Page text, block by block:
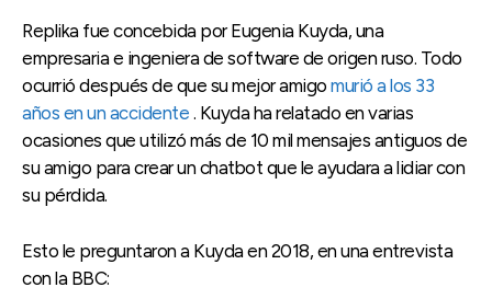
Replika fue concebida por Eugenia Kuyda, una
empresaria e ingeniera de software de origen ruso. Todo
ocurrió después de que su mejor amigo murió a los 33
años en un accidente . Kuyda ha relatado en varias
ocasiones que utilizó más de 10 mil mensajes antiguos de
su amigo para crear un chatbot que le ayudara a lidiar con
su pérdida.
Esto le preguntaron a Kuyda en 2018, en una entrevista
con la BBC: